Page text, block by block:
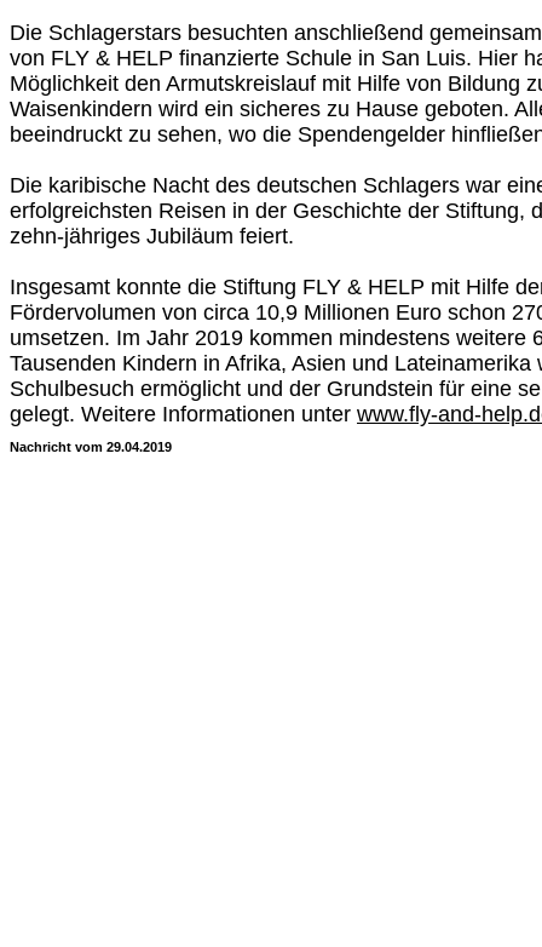
Die Schlagerstars besuchten anschließend
von FLY & HELP finanzierte Schule in San Luis. Hier
Möglichkeit den Armutskreislauf mit Hilfe von Bildung
Waisenkindern wird ein sicheres zu Hause geboten.
beeindruckt zu sehen, wo die Spendengelder
Die karibische Nacht des deutschen Schlagers war
erfolgreichsten Reisen in der Geschichte der Stiftung,
zehn-jähriges Jubiläum feiert.
Insgesamt konnte die Stiftung FLY & HELP mit Hilfe
Fördervolumen von circa 10,9 Millionen Euro schon
umsetzen. Im Jahr 2019 kommen mindestens weitere
Tausenden Kindern in Afrika, Asien und Lateinamerika
Schulbesuch ermöglicht und der Grundstein für eine
gelegt. Weitere Informationen unter www.fly-and-
Nachricht vom 29.04.2019